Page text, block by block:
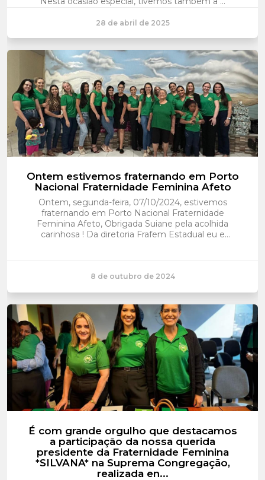
28 de abril de 2025
Ontem estivemos fraternando em Porto
Nacional Fraternidade Feminina Afeto
Ontem, segunda-feira, 07/10/2024, estivemos
fraternando em Porto Nacional Fraternidade
Feminina Afeto, Obrigada Suiane pela acolhida
carinhosa ! Da diretoria Frafem Estadual eu e
8 de outubro de 2024
É com grande orgulho que destacamos
a participação da nossa querida
presidente da Fraternidade Feminina
*SILVANA* na Suprema Congregação,
realizada en...